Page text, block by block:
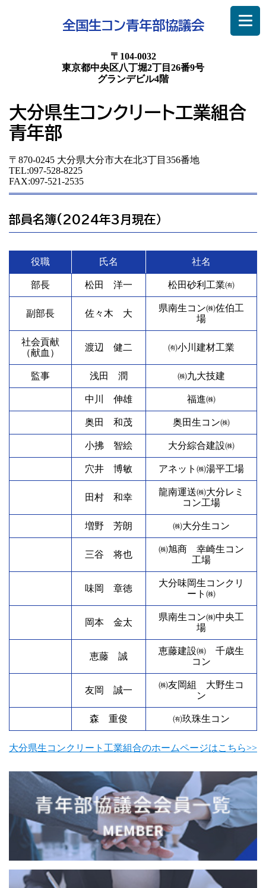
全国生コン青年部協議会
〒104-0032
東京都中央区八丁堀2丁目26番9号
グランデビル4階
大分県生コンクリート工業組合
青年部
〒870-0245 大分県大分市大在北3丁目356番地
TEL:097-528-8225
FAX:097-521-2535
部員名簿(2024年3月現在）
役職 氏名 社名
部長 松田 洋一 松田砂利工業㈲
副部長 佐々木 大
県南生コン㈱佐伯工
場
社会貢献
（献血）
渡辺 健二 ㈲小川建材工業
監事 浅田 潤 ㈱九大技建
中川 伸雄 福進㈱
奥田 和茂 奥田生コン㈱
小拂 智絵 大分綜合建設㈱
穴井 博敏 アネット㈱湯平工場
田村 和幸
龍南運送㈱大分レミ
コン工場
増野 芳朗 ㈱大分生コン
三谷 将也
㈱旭商 幸崎生コン
工場
味岡 章徳
大分味岡生コンクリ
ート㈱
岡本 金太
県南生コン㈱中央工
場
恵藤 誠
恵藤建設㈱ 千歳生
コン
友岡 誠一
㈱友岡組 大野生コ
ン
森 重俊 ㈲玖珠生コン
大分県生コンクリート工業組合のホームページはこちら>>